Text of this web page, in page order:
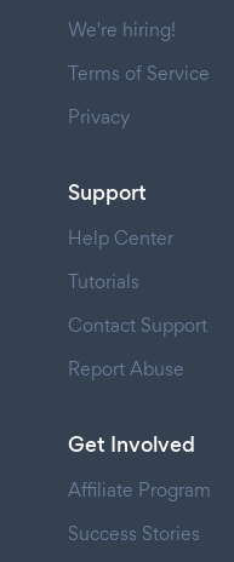
We're hiring!
Terms of Service
Privacy
Support
Help Center
Tutorials
Contact Support
Report Abuse
Get Involved
Affiliate Program
Success Stories